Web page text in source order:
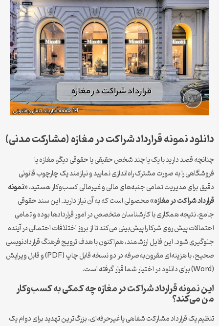
دانلود نمونه قرارداد شراکت در مغازه (مشارکت مدنی)
چنانچه قصد دارید با یک یا چند شخص حقیقی یا حقوقی دیگر، مغازه یا
فروشگاهی را به صورت مشترک راه‌اندازی نمایید و نیازمند یک چارچوب قانونی
دقیق برای مدیریت تمامی جنبه‌های مالی و غیرمالی کسب‌وکار هستید، «نمونه
قرارداد شراکت در مغازه» محصولی است که به آن نیاز دارید. این سند حقوقی
جامع، نتیجه همکاری با کارشناسان متخصص در امور قراردادها بوده و تمامی
احتمالات پیش روی شرکا را پیش‌بینی می‌کند تا از بروز اختلافات احتمالی در آینده
جلوگیری شود. این فایل ارزشمند، هم‌اکنون با هدف ترویج فرهنگ قراردادنویسی
صحیح، با هزینه‌ای مقرون‌به‌صرفه در دو نسخه قابل چاپ (PDF) و قابل ویرایش
(Word) برای دانلود در اختیار شما قرار گرفته است.
این نمونه قرارداد شراکت در مغازه چه کمکی به کسب‌وکار
من می‌کند؟
تنظیم یک قرارداد مشارکت شفاهی یا غیرحرفه‌ای، بزرگ‌ترین تهدید برای دوام یک